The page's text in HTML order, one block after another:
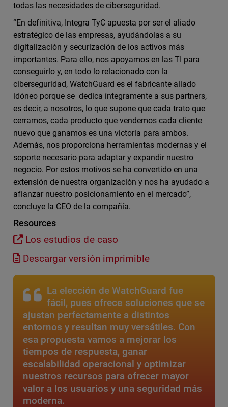
todas las necesidades de ciberseguridad.
“En definitiva, Integra TyC apuesta por ser el aliado
estratégico de las empresas, ayudándolas a su
digitalización y securización de los activos más
importantes. Para ello, nos apoyamos en las TI para
conseguirlo y, en todo lo relacionado con la
ciberseguridad, WatchGuard es el fabricante aliado
idóneo porque se dedica íntegramente a sus partners,
es decir, a nosotros, lo que supone que cada trato que
cerramos, cada producto que vendemos cada cliente
nuevo que ganamos es una victoria para ambos.
Además, nos proporciona herramientas modernas y el
soporte necesario para adaptar y expandir nuestro
negocio. Por estos motivos se ha convertido en una
extensión de nuestra organización y nos ha ayudado a
afianzar nuestro posicionamiento en el mercado”,
concluye la CEO de la compañía.
Resources
Los estudios de caso
Descargar versión imprimible
La elección de WatchGuard fue
fácil, pues ofrece soluciones que se
ajustan perfectamente a distintos
entornos y resultan muy versátiles. Con
esa propuesta vamos a mejorar los
tiempos de respuesta, ganar
escalabilidad operacional y optimizar
nuestros recursos para ofrecer mayor
valor a los usuarios y una seguridad más
moderna.